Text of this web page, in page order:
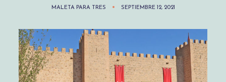
MALETA PARA TRES SEPTIEMBRE 12, 2021